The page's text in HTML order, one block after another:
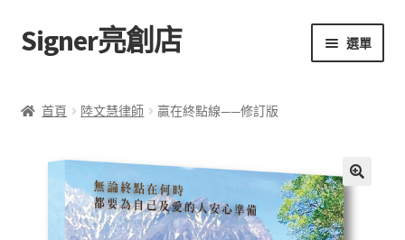
跳
至
覽
跳
至
要
Signer亮創店 選單
學校選書（小學）
學校選書（中學）
首頁 陸文慧律師 贏在終點線——修訂版